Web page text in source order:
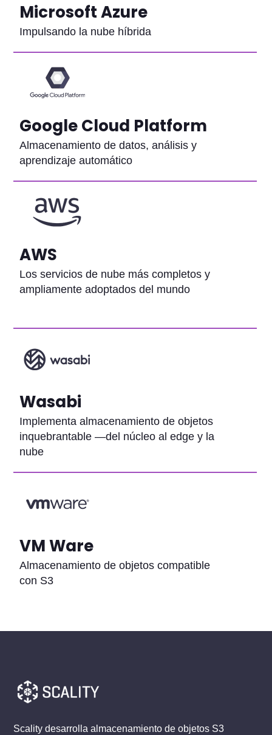
Microsoft Azure
Impulsando la nube híbrida
Google Cloud Platform
Almacenamiento de datos, análisis y
aprendizaje automático
AWS
Los servicios de nube más completos y
ampliamente adoptados del mundo
Wasabi
Implementa almacenamiento de objetos
inquebrantable —del núcleo al edge y la
nube
VM Ware
Almacenamiento de objetos compatible
con S3
Scality desarrolla almacenamiento de objetos S3